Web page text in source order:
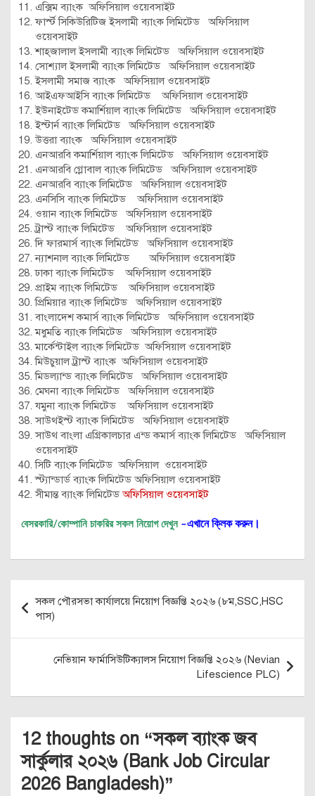
এক্সিম ব্যাংক অফিসিয়াল ওয়েবসাইট
ফার্স্ট সিকিউরিটিজ ইসলামী ব্যাংক লিমিটেড অফিসিয়াল
ওয়েবসাইট
শাহ্‌জালাল ইসলামী ব্যাংক লিমিটেড অফিসিয়াল ওয়েবসাইট
সোশ্যাল ইসলামী ব্যাংক লিমিটেড অফিসিয়াল ওয়েবসাইট
ইসলামী সমাজ ব্যাংক অফিসিয়াল ওয়েবসাইট
আইএফআইসি ব্যাংক লিমিটেড অফিসিয়াল ওয়েবসাইট
ইউনাইটেড কমার্শিয়াল ব্যাংক লিমিটেড অফিসিয়াল ওয়েবসাইট
ইস্টার্ন ব্যাংক লিমিটেড অফিসিয়াল ওয়েবসাইট
উত্তরা ব্যাংক অফিসিয়াল ওয়েবসাইট
এনআরবি কমার্শিয়াল ব্যাংক লিমিটেড অফিসিয়াল ওয়েবসাইট
এনআরবি গ্লোবাল ব্যাংক লিমিটেড অফিসিয়াল ওয়েবসাইট
এনআরবি ব্যাংক লিমিটেড অফিসিয়াল ওয়েবসাইট
এনসিসি ব্যাংক লিমিটেড অফিসিয়াল ওয়েবসাইট
ওয়ান ব্যাংক লিমিটেড অফিসিয়াল ওয়েবসাইট
ট্রাস্ট ব্যাংক লিমিটেড অফিসিয়াল ওয়েবসাইট
দি ফারমার্স ব্যাংক লিমিটেড অফিসিয়াল ওয়েবসাইট
ন্যাশনাল ব্যাংক লিমিটেড অফিসিয়াল ওয়েবসাইট
ঢাকা ব্যাংক লিমিটেড অফিসিয়াল ওয়েবসাইট
প্রাইম ব্যাংক লিমিটেড অফিসিয়াল ওয়েবসাইট
প্রিমিয়ার ব্যাংক লিমিটেড অফিসিয়াল ওয়েবসাইট
বাংলাদেশ কমার্স ব্যাংক লিমিটেড অফিসিয়াল ওয়েবসাইট
মধুমতি ব্যাংক লিমিটেড অফিসিয়াল ওয়েবসাইট
মার্কেন্টাইল ব্যাংক লিমিটেড অফিসিয়াল ওয়েবসাইট
মিউচুয়াল ট্রাস্ট ব্যাংক অফিসিয়াল ওয়েবসাইট
মিডল্যান্ড ব্যাংক লিমিটেড অফিসিয়াল ওয়েবসাইট
মেঘনা ব্যাংক লিমিটেড অফিসিয়াল ওয়েবসাইট
যমুনা ব্যাংক লিমিটেড অফিসিয়াল ওয়েবসাইট
সাউথইস্ট ব্যাংক লিমিটেড অফিসিয়াল ওয়েবসাইট
সাউথ বাংলা এগ্রিকালচার এন্ড কমার্স ব্যাংক লিমিটেড অফিসিয়াল
ওয়েবসাইট
সিটি ব্যাংক লিমিটেড অফিসিয়াল ওয়েবসাইট
স্ট্যান্ডার্ড ব্যাংক লিমিটেড অফিসিয়াল ওয়েবসাইট
সীমান্ত ব্যাংক লিমিটেডঅফিসিয়াল ওয়েবসাইট
বেসরকারি/কোম্পানি চাকরির সকল নিয়োগ দেখুন –এখানে ক্লিক করুন।
navigation
সকল পৌরসভা কার্যালয়ে নিয়োগ বিজ্ঞপ্তি ২০২৬ (৮ম,SSC,HSC
পাস)
নেভিয়ান ফার্মাসিউটিক্যালস নিয়োগ বিজ্ঞপ্তি ২০২৬ (Nevian
Lifescience PLC)
12 thoughts on “সকল ব্যাংক জব
সার্কুলার ২০২৬ (Bank Job Circular
2026 Bangladesh)”